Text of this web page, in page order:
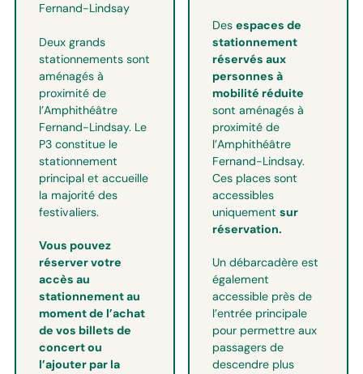
Fernand-Lindsay
Deux grands
stationnements sont
aménagés à
proximité de
l’Amphithéâtre
Fernand-Lindsay. Le
P3 constitue le
stationnement
principal et accueille
la majorité des
festivaliers.
Vous pouvez
réserver votre
accès au
stationnement au
moment de l’achat
de vos billets de
concert ou
l’ajouter par la
Des espaces de
stationnement
réservés aux
personnes à
mobilité réduite
sont aménagés à
proximité de
l’Amphithéâtre
Fernand-Lindsay.
Ces places sont
accessibles
uniquement sur
réservation.
Un débarcadère est
également
accessible près de
l’entrée principale
pour permettre aux
passagers de
descendre plus